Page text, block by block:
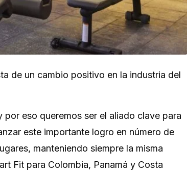
de un cambio positivo en la industria del
eso queremos ser el aliado clave para
este importante logro en número de
manteniendo siempre la misma
Fit para Colombia, Panamá y Costa